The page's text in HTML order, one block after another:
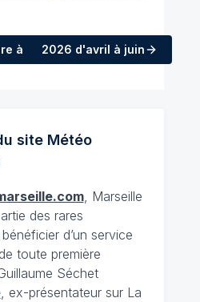
à décembre
2026 d'avril à juin
site Météo
, Marseille
des rares
d’un service
toute première
Séchet
, ex-présentateur sur La